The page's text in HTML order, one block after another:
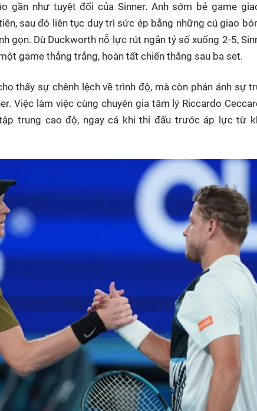
gần như tuyệt đối của Sinner. Anh sớm bẻ game
sau đó liên tục duy trì sức ép bằng những cú giao
gọn. Dù Duckworth nỗ lực rút ngắn tỷ số xuống 2-5,
game thắng trắng, hoàn tất chiến thắng sau ba set.
thấy sự chênh lệch về trình độ, mà còn phản ánh sự
Việc làm việc cùng chuyên gia tâm lý Riccardo
trung cao độ, ngay cả khi thi đấu trước áp lực từ